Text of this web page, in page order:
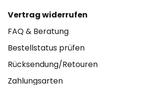
Vertrag widerrufen
FAQ & Beratung
Bestellstatus prüfen
Rücksendung/Retouren
Zahlungsarten